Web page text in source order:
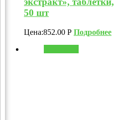
50 шт
Цена:852.00 Р Подробнее